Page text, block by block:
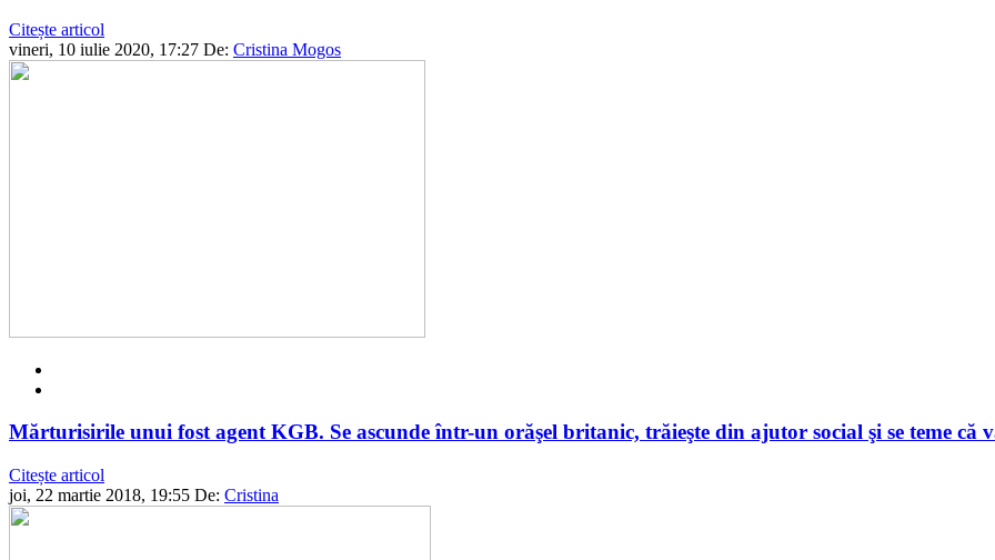
Citește articol
vineri, 10 iulie 2020, 17:27 De: Cristina Mogos
Mărturisirile unui fost agent KGB. Se ascunde într-un orăşel britanic, trăieşte din ajutor social şi se teme că
Citește articol
joi, 22 martie 2018, 19:55 De: Cristina